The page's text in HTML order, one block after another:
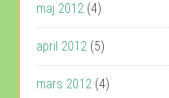
maj 2012 (4)
april 2012 (5)
mars 2012 (4)